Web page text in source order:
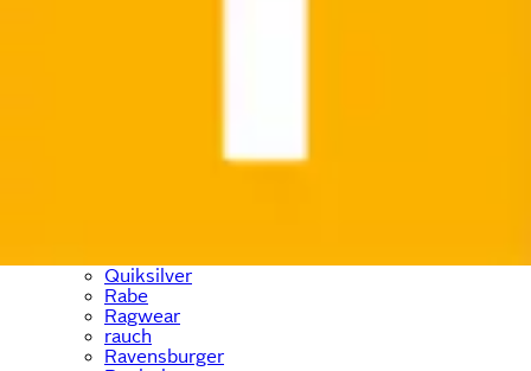
Quiksilver
Rabe
Ragwear
rauch
Ravensburger